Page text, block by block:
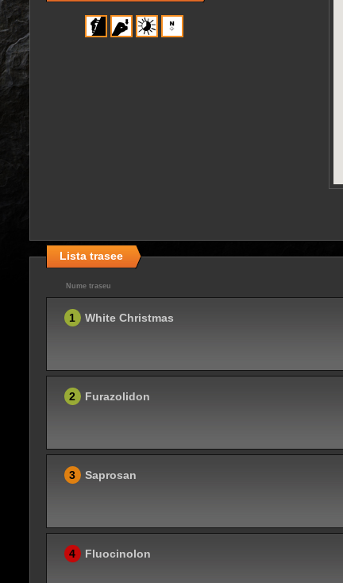
Lista trasee
Nume traseu
1 White Christmas
2 Furazolidon
3 Saprosan
4 Fluocinolon